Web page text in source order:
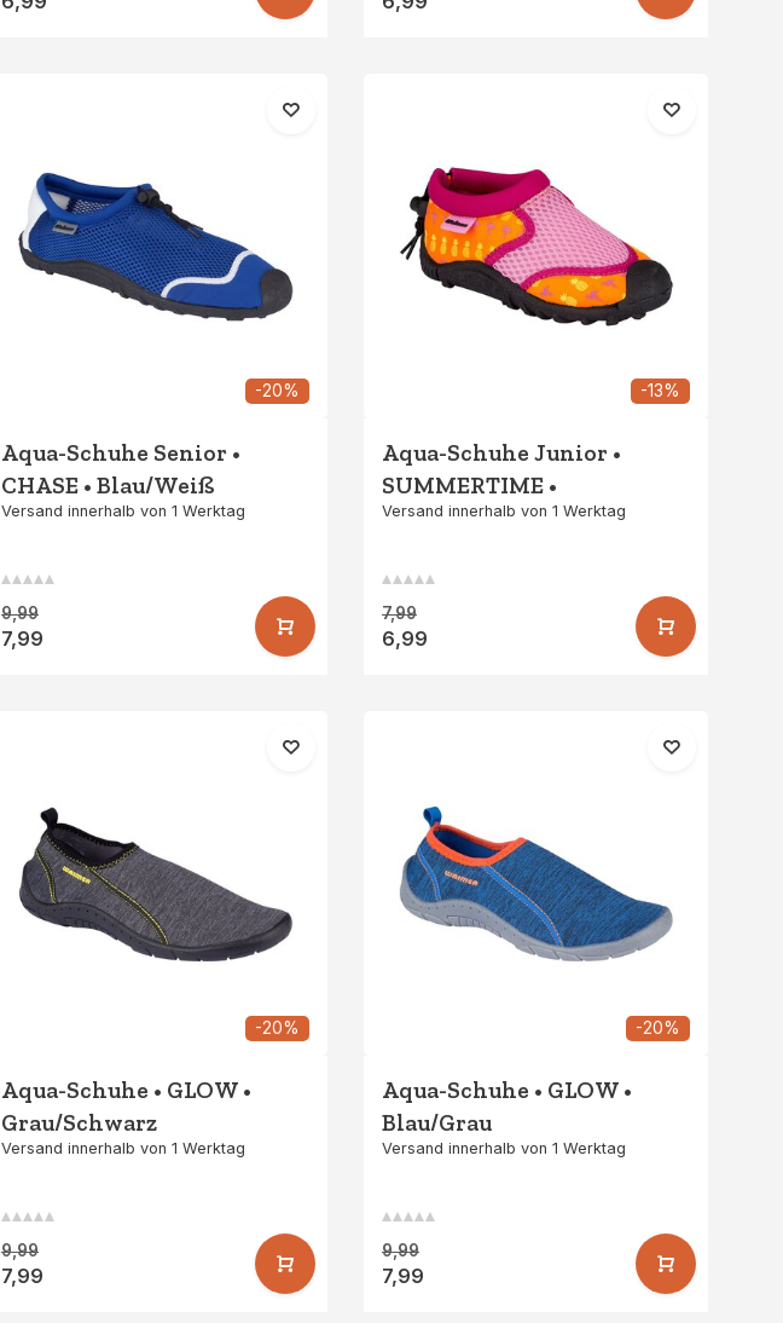
-20%
Aqua-Schuhe Senior •
CHASE • Blau/Weiß
Versand innerhalb von 1 Werktag
9,99
7,99
-13%
Aqua-Schuhe Junior •
SUMMERTIME •
Orange/Rosa
Versand innerhalb von 1 Werktag
7,99
6,99
-20%
Aqua-Schuhe • GLOW •
Grau/Schwarz
Versand innerhalb von 1 Werktag
9,99
7,99
-20%
Aqua-Schuhe • GLOW •
Blau/Grau
Versand innerhalb von 1 Werktag
9,99
7,99